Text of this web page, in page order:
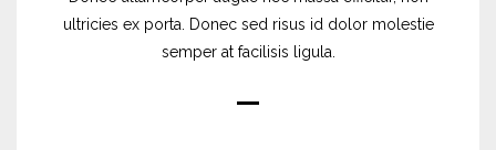
ultricies ex porta. Donec sed risus id dolor molestie
semper at facilisis ligula.